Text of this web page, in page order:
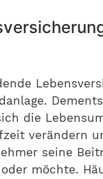
die
verändern
seine
möchte.